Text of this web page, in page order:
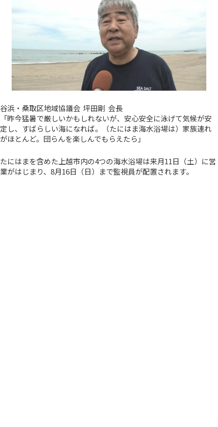
谷浜・桑取区地域協議会 坪田剛 会長
「昨今猛暑で厳しいかもしれないが、安心安全に泳げて気候が安
定し、すばらしい海になれば。（たにはま海水浴場は）家族連れ
がほとんど。団らんを楽しんでもらえたら」
たにはまを含めた上越市内の4つの海水浴場は来月11日（土）に営
業がはじまり、8月16日（日）まで監視員が配置されます。